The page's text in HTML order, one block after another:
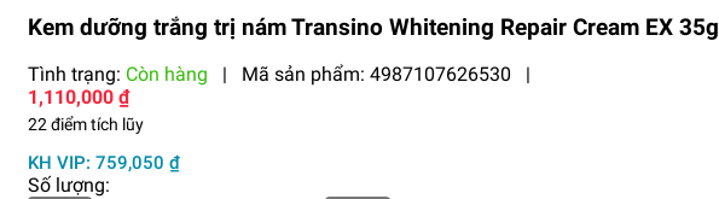
Kem dưỡng trắng trị nám Transino Whitening Repair Cream EX 35g
Tình trạng: Còn hàng | Mã sản phẩm: 4987107626530
|
1,110,000 ₫
22 điểm tích lũy
KH VIP: 759,050 ₫
Số lượng: